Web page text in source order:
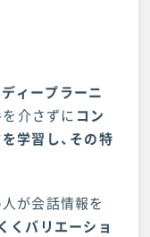
ディープラーニ
を介さずに コン
学習し、その特
が会話情報を
くバリエーショ